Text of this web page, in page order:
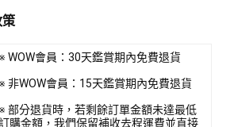
WOW會員：30天鑑賞期內免費退貨
非WOW會員：15天鑑賞期內免費退貨
部分退貨時，若剩餘訂單金額未達最低
購金額，我們保留補收去程運費並直接